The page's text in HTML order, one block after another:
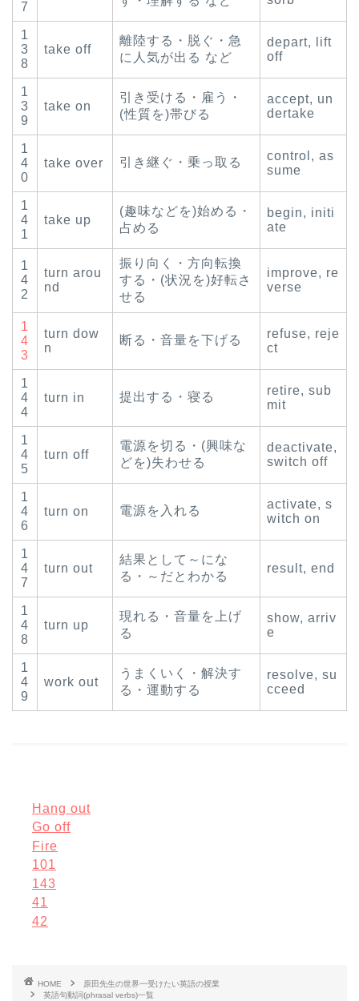
7
1
3
8
take off
離陸する・脱ぐ・急
に人気が出る など
depart, lift
off
1
3
9
take on
引き受ける・雇う・
(性質を)帯びる
accept, un
dertake
1
4
0
take over 引き継ぐ・乗っ取る
control, as
sume
1
4
1
take up
(趣味などを)始める・
占める
begin, initi
ate
1
4
2
turn arou
nd
振り向く・方向転換
する・(状況を)好転さ
せる
improve, re
verse
1
4
3
turn dow
n
断る・音量を下げる
refuse, reje
ct
1
4
4
turn in 提出する・寝る
retire, sub
mit
1
4
5
turn off
電源を切る・(興味な
どを)失わせる
deactivate,
switch off
1
4
6
turn on 電源を入れる
activate, s
witch on
1
4
7
turn out
結果として～にな
る・～だとわかる
result, end
1
4
8
turn up
現れる・音量を上げ
る
show, arriv
e
1
4
9
work out
うまくいく・解決す
る・運動する
resolve, su
cceed
Hang out
Go off
Fire
101
143
41
42
HOME
原田先生の世界一受けたい英語の授業
英語句動詞(phrasal verbs)一覧